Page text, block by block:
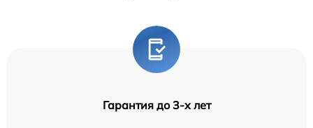
Гарантия до 3-х лет